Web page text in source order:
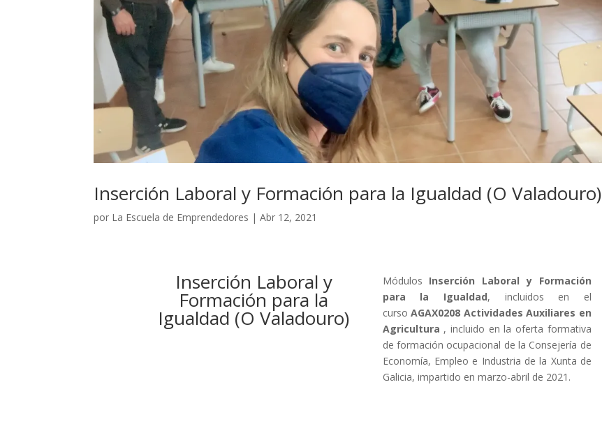
Inserción Laboral y Formación para la Igualdad (O Valadouro)
por La Escuela de Emprendedores |Abr 12, 2021
Inserción Laboral y
Formación para la
Igualdad (O Valadouro)
Módulos Inserción Laboral y Formación
para la Igualdad, incluidos en el
cursoAGAX0208 Actividades Auxiliares en
Agricultura , incluido en la oferta formativa
de formación ocupacional de la Consejería de
Economía, Empleo e Industria de la Xunta de
Galicia, impartido en marzo-abril de 2021.